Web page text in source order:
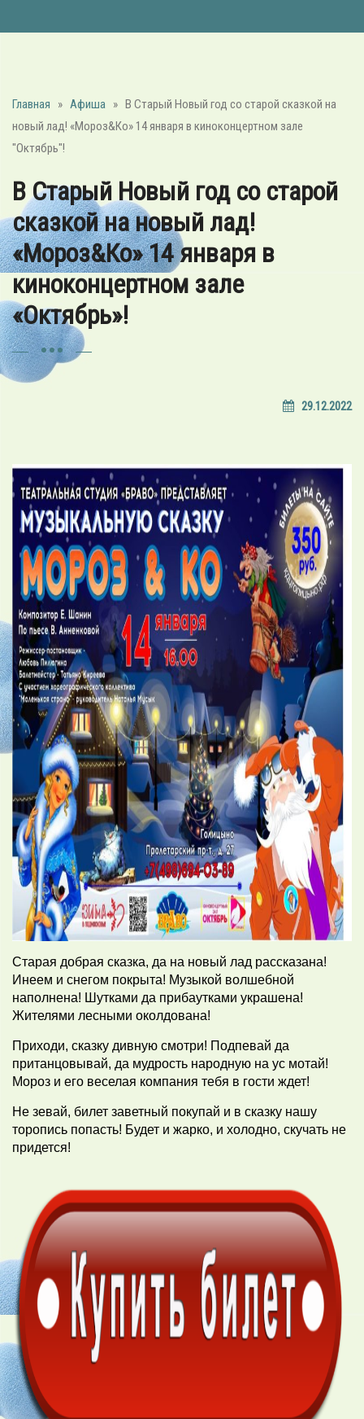
Главная » Афиша » В Старый Новый год со старой сказкой на
новый лад! «Мороз&Ко» 14 января в киноконцертном зале
"Октябрь"!
В Старый Новый год со старой
сказкой на новый лад!
«Мороз&Ко» 14 января в
киноконцертном зале
«Октябрь»!
29.12.2022
Старая добрая сказка, да на новый лад рассказана!
Инеем и снегом покрыта! Музыкой волшебной
наполнена! Шутками да прибаутками украшена!
Жителями лесными околдована!
Приходи, сказку дивную смотри! Подпевай да
пританцовывай, да мудрость народную на ус мотай!
Мороз и его веселая компания тебя в гости ждет!
Не зевай, билет заветный покупай и в сказку нашу
торопись попасть! Будет и жарко, и холодно, скучать не
придется!